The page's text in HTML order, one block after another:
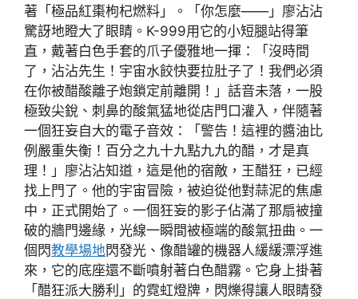
著「極品紅棗枸杞燃料」。「你怎麼——」廖沾沾
驚訝地瞪大了眼睛。K-999用它的小短腿站得筆
直，戴著白色手套的爪子優雅地一揮：「沒時間
了，沾沾先生！宇宙水餃快要拉肚子了！我們必須
在你被醋酸離子炮鎖定前離開！」話音未落，一股
極致尖銳、刺鼻的酸氣猛地從店門口灌入，伴隨著
一個狂妄自大的電子音效：「警告！這裡的醬油比
例嚴重失衡！百分之九十九點九九的醋，才是真
理！」廖沾沾知道，這是他的宿敵，王醋狂，已經
找上門了。他的宇宙冒險，被迫從他對蒜泥的焦慮
中，正式開始了。一個狂妄的影子佔滿了那扇被撞
破的牆門邊緣，光線一瞬間被極端的酸氣扭曲。一
個閃教學場地閃發光、像醋罐的機器人緩緩漂浮進
來，它的底座還不斷噴射著白色醋霧。它身上掛著
「醋狂派大勝利」的霓虹燈牌，閃爍得讓人眼睛發